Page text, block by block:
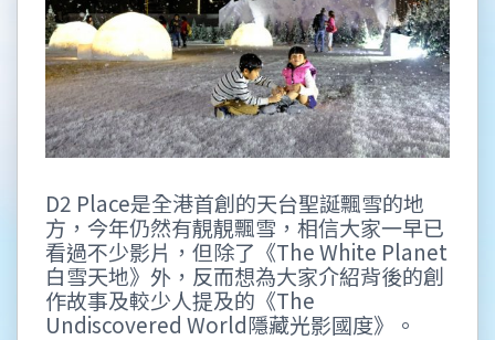
D2 Place是全港首創的天台聖誕飄雪的地
方，今年仍然有靚靚飄雪，相信大家一早已
看過不少影片，但除了《The White Planet
白雪天地》外，反而想為大家介紹背後的創
作故事及較少人提及的《The
Undiscovered World隱藏光影國度》。